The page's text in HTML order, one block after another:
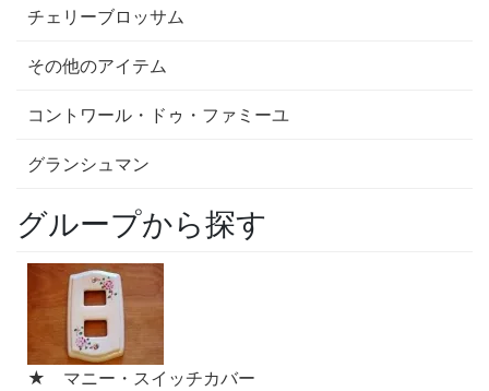
チェリーブロッサム
その他のアイテム
コントワール・ドゥ・ファミーユ
グランシュマン
グループから探す
★ マニー・スイッチカバー